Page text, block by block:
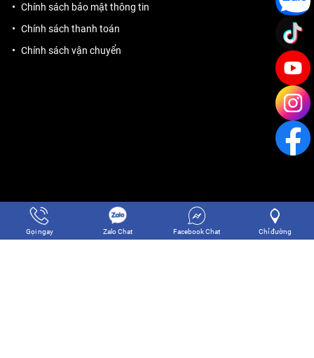
Chính sách bảo mật thông tin
Chính sách thanh toán
Chính sách vận chuyển
Gọi ngay Zalo Chat Facebook Chat Chỉ đường